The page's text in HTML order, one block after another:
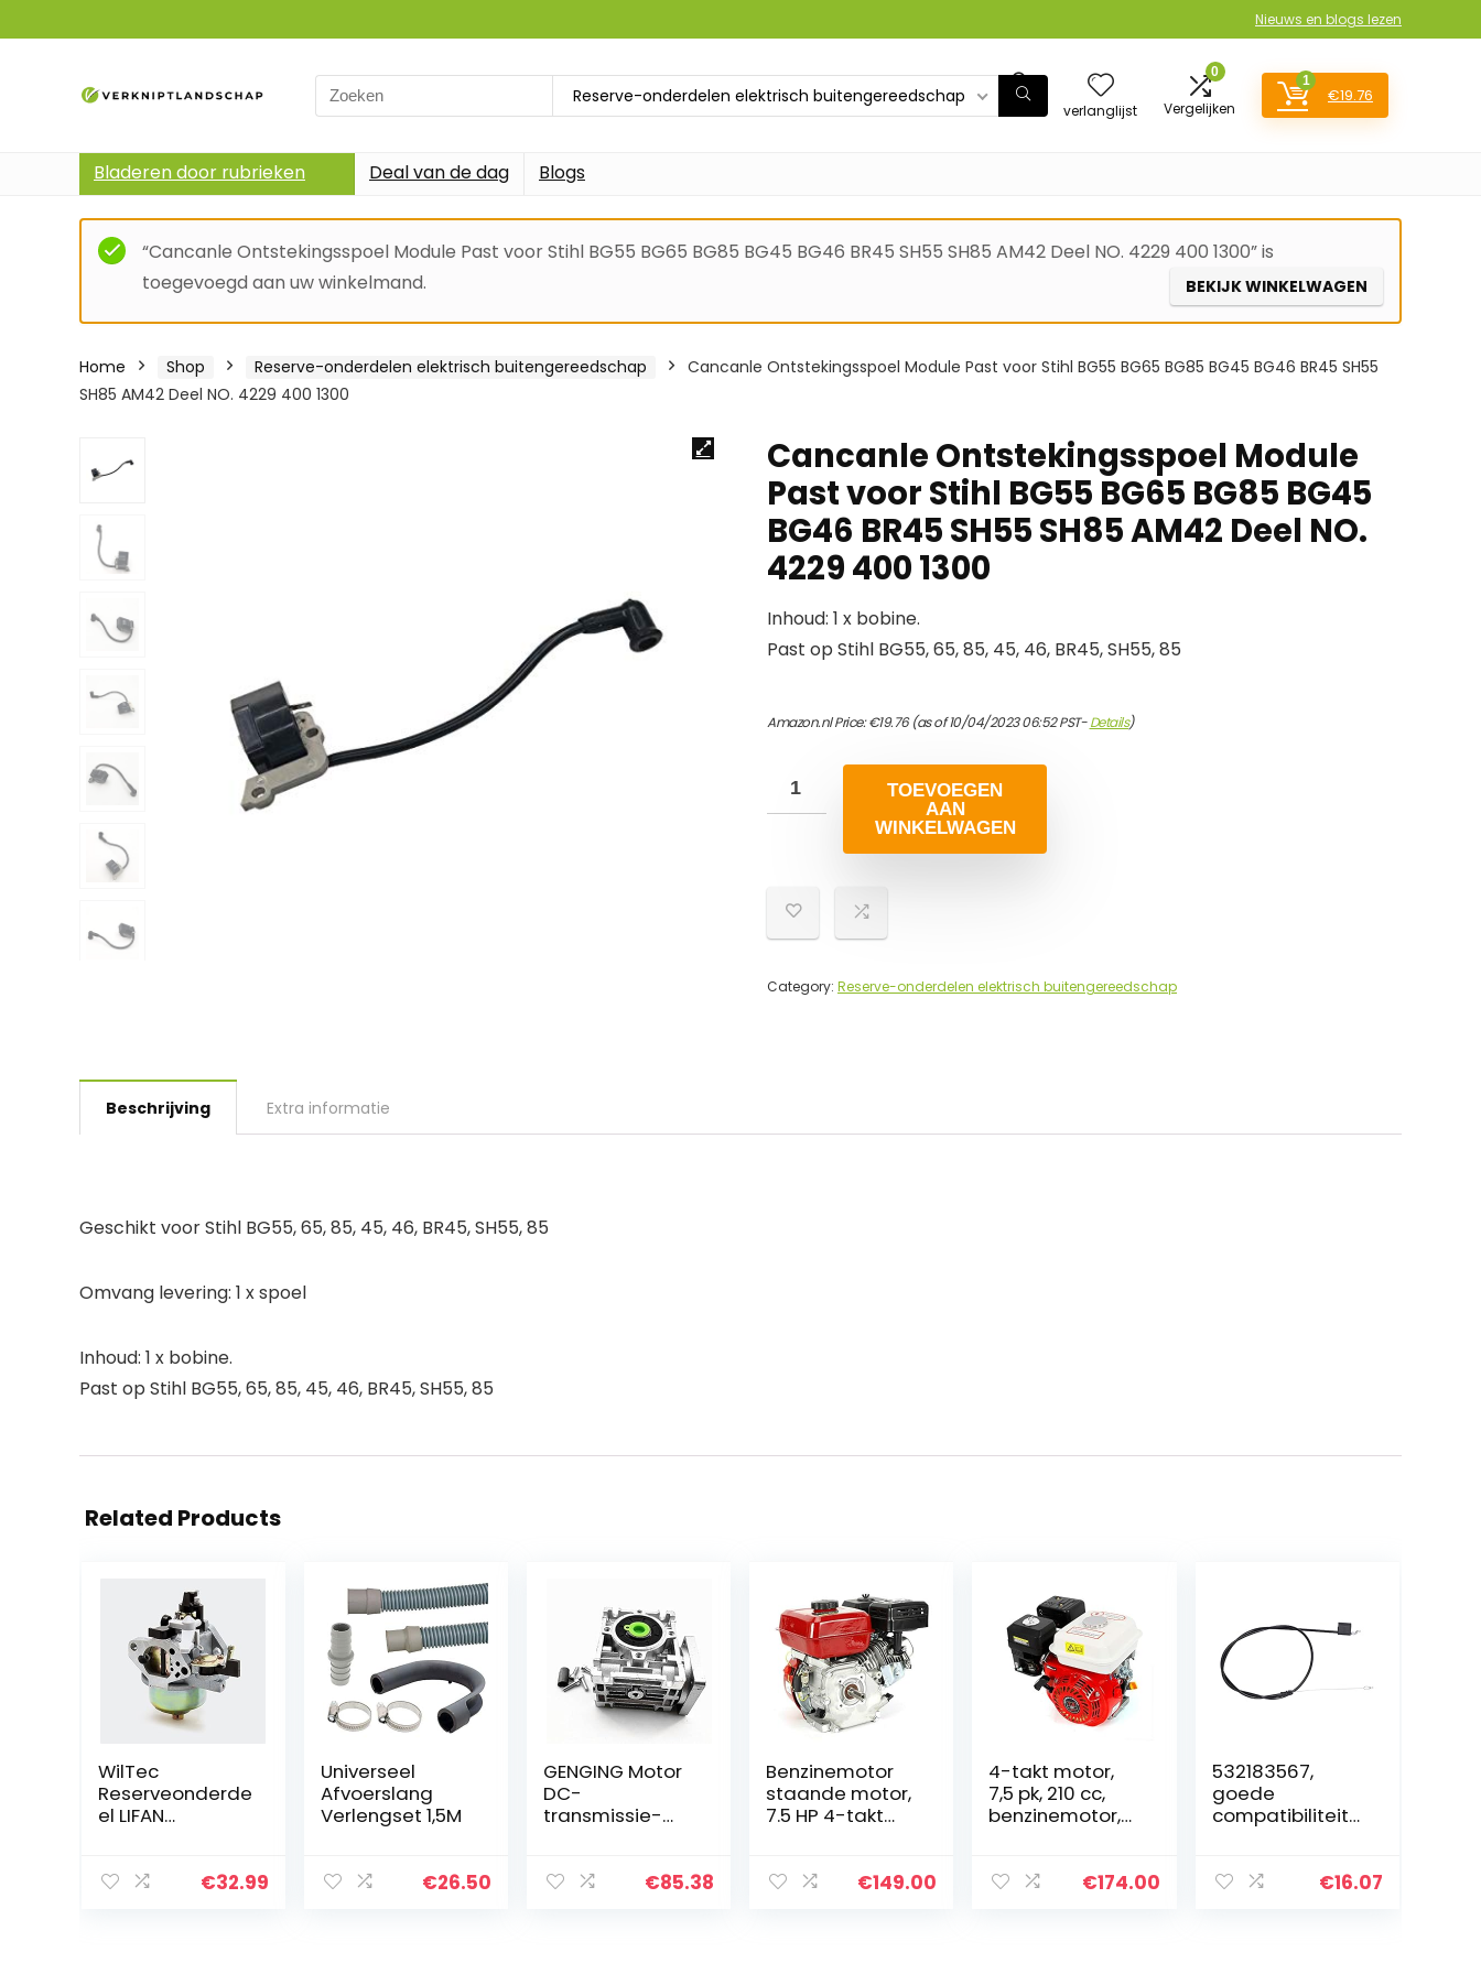
Nieuws en blogs lezen
Search
for:
Reserve-onderdelen elektrisch buitengereedschap
verlanglijst
0
Vergelijken
1
€19.76
Bladeren door rubrieken Deal van de dag Blogs
“Cancanle Ontstekingsspoel Module Past voor Stihl BG55 BG65 BG85 BG45 BG46 BR45 SH55 SH85 AM42 Deel NO. 4229 400 1300” is
toegevoegd aan uw winkelmand.
BEKIJK WINKELWAGEN
Home Shop Reserve-onderdelen elektrisch buitengereedschap
Cancanle Ontstekingsspoel Module Past voor Stihl BG55 BG65 BG85 BG45 BG46 BR45 SH55
SH85 AM42 Deel NO. 4229 400 1300
Cancanle Ontstekingsspoel Module
Past voor Stihl BG55 BG65 BG85 BG45
BG46 BR45 SH55 SH85 AM42 Deel NO.
4229 400 1300
Inhoud: 1 x bobine.
Past op Stihl BG55, 65, 85, 45, 46, BR45, SH55, 85
Amazon.nl Price:€19.76(as of 10/04/2023 06:52 PST-Details)
TOEVOEGEN
AAN
WINKELWAGEN
Category: Reserve-onderdelen elektrisch buitengereedschap
Beschrijving Extra informatie
Geschikt voor Stihl BG55, 65, 85, 45, 46, BR45, SH55, 85
Omvang levering: 1 x spoel
Inhoud: 1 x bobine.
Past op Stihl BG55, 65, 85, 45, 46, BR45, SH55, 85
Related Products
WilTec
Reserveonderde
el LIFAN
€32.99
Universeel
Afvoerslang
Verlengset 1,5M
€26.50
GENGING Motor
DC-
transmissie-
elektrogolf €85.38
Benzinemotor
staande motor,
7.5 HP 4-takt
KW 3600 rpm,
€149.00
4-takt motor,
7,5 pk, 210 cc,
benzinemotor,
or, trilplaat,
€174.00
532183567,
goede
compatibiliteit
motorbediening
€16.07